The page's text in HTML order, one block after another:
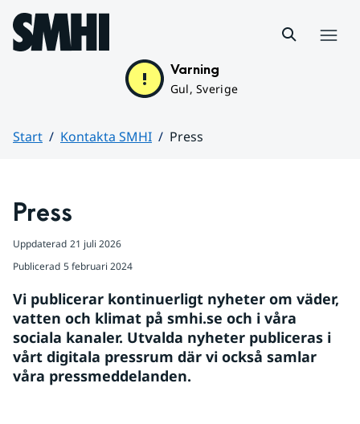
Hoppa till sidans innehåll
Varning
Gul, Sverige
Start Kontakta SMHI
Press
Press
Uppdaterad 21 juli 2026
Publicerad 5 februari 2024
Vi publicerar kontinuerligt nyheter om väder,
vatten och klimat på smhi.se och i våra
sociala kanaler. Utvalda nyheter publiceras i
vårt digitala pressrum där vi också samlar
våra pressmeddelanden.